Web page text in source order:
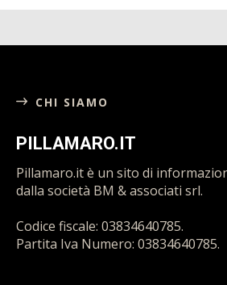
CHI SIAMO
PILLAMARO.IT
Pillamaro.it è un sito di
dalla società BM & associati srl.
Codice fiscale: 03834640785.
Partita Iva Numero: 03834640785.